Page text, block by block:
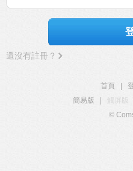
還沒有註冊？
首頁
簡易版
觸屏版
©